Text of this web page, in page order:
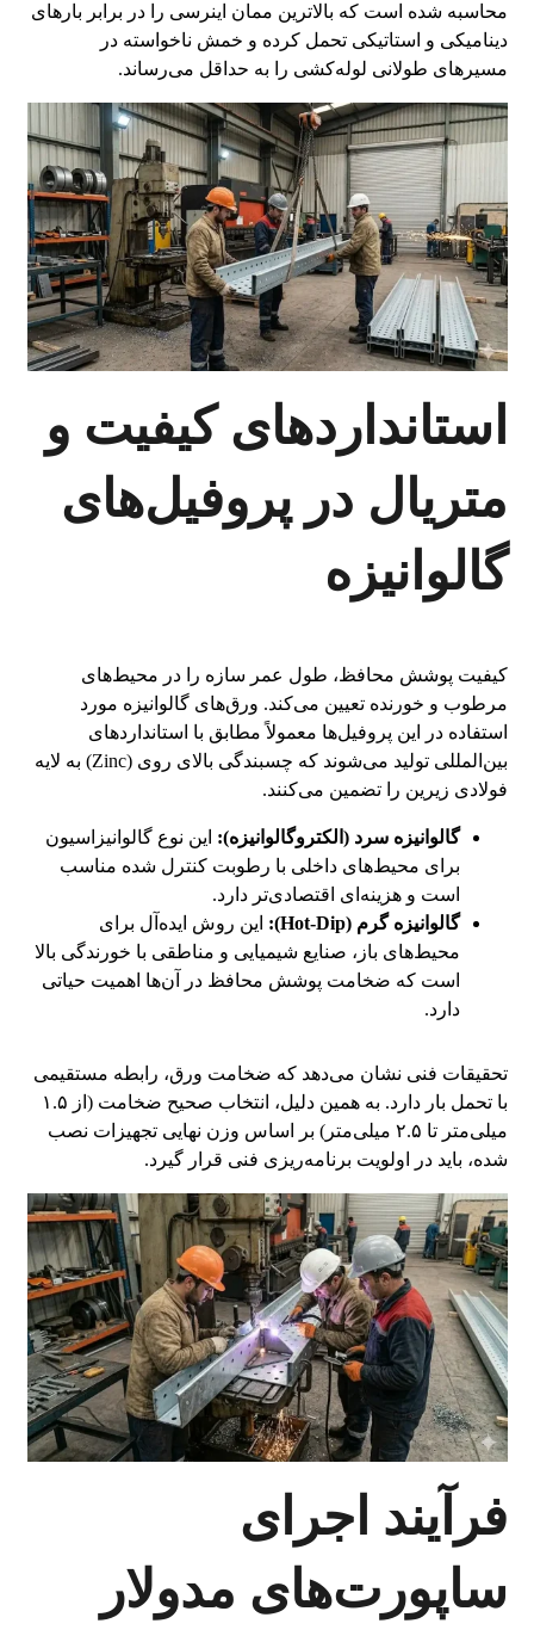
محاسبه شده است که بالاترین ممان اینرسی را در برابر بارهای
دینامیکی و استاتیکی تحمل کرده و خمش ناخواسته در
مسیرهای طولانی لوله‌کشی را به حداقل می‌رساند.
استانداردهای کیفیت و
متریال در پروفیل‌های
گالوانیزه
کیفیت پوشش محافظ، طول عمر سازه را در محیط‌های
مرطوب و خورنده تعیین می‌کند. ورق‌های گالوانیزه مورد
استفاده در این پروفیل‌ها معمولاً مطابق با استانداردهای
بین‌المللی تولید می‌شوند که چسبندگی بالای روی (Zinc) به لایه
فولادی زیرین را تضمین می‌کنند.
گالوانیزه سرد (الکتروگالوانیزه): این نوع گالوانیزاسیون
برای محیط‌های داخلی با رطوبت کنترل شده مناسب
است و هزینه‌ای اقتصادی‌تر دارد.
گالوانیزه گرم (Hot-Dip):
این روش ایده‌آل برای
محیط‌های باز، صنایع شیمیایی و مناطقی با خورندگی بالا
است که ضخامت پوشش محافظ در آن‌ها اهمیت حیاتی
دارد.
تحقیقات فنی نشان می‌دهد که ضخامت ورق، رابطه مستقیمی
با تحمل بار دارد. به همین دلیل، انتخاب صحیح ضخامت (از ۱.۵
میلی‌متر تا ۲.۵ میلی‌متر) بر اساس وزن نهایی تجهیزات نصب
شده، باید در اولویت برنامه‌ریزی فنی قرار گیرد.
فرآیند اجرای
ساپورت‌های مدولار